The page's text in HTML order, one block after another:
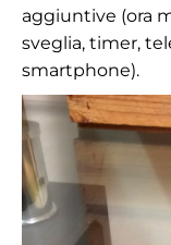
aggiuntive (ora
sveglia, timer,
smartphone).